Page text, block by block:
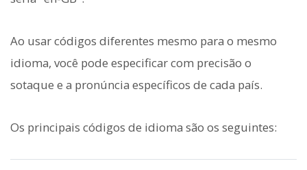
Ao usar códigos diferentes mesmo para o mesmo
idioma, você pode especificar com precisão o
sotaque e a pronúncia específicos de cada país.
Os principais códigos de idioma são os seguintes: